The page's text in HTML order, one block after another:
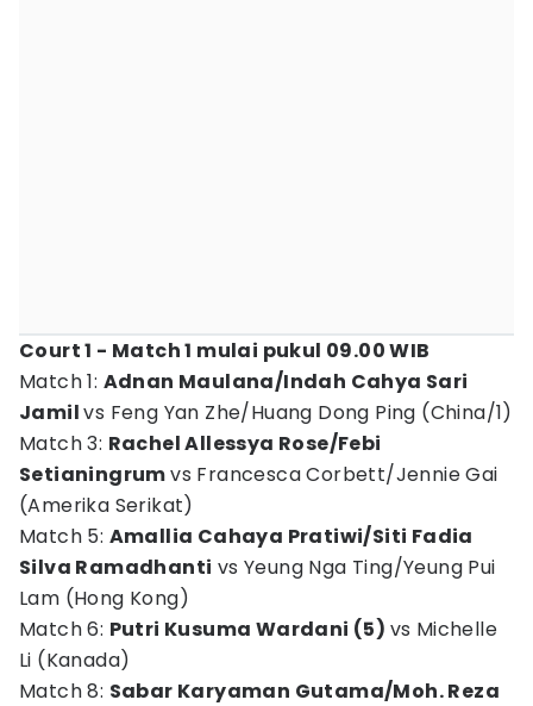
Court 1 - Match 1 mulai pukul 09.00 WIB
Match 1: Adnan Maulana/Indah Cahya Sari
Jamilvs Feng Yan Zhe/Huang Dong Ping (China/1)
Match 3: Rachel Allessya Rose/Febi
Setianingrumvs Francesca Corbett/Jennie Gai
(Amerika Serikat)
Match 5: Amallia Cahaya Pratiwi/Siti Fadia
Silva Ramadhanti vs Yeung Nga Ting/Yeung Pui
Lam (Hong Kong)
Match 6: Putri Kusuma Wardani (5) vs Michelle
Li (Kanada)
Match 8: Sabar Karyaman Gutama/Moh. Reza